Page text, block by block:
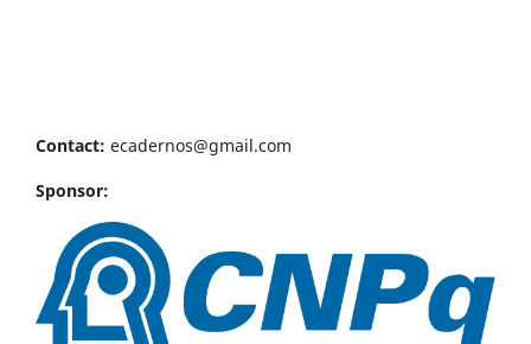
Contact: ecadernos@gmail.com
Sponsor: